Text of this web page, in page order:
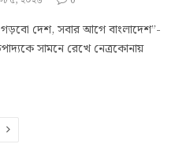
গড়বো দেশ, সবার আগে বাংলাদেশ”-
সামনে রেখে নেত্রকোনায়
Next